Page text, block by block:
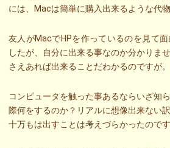
には、Macは簡単に購入出来るような代
友人がMacでHPを作っているのを見て
したが、自分に出来る事なのか分かりま
さえあれば出来ることだわかるのですが。
コンピュータを触った事あるならいざ知
際何をするのか？リアルに想像出来ない
十万もは出すことは考えづらかったのです